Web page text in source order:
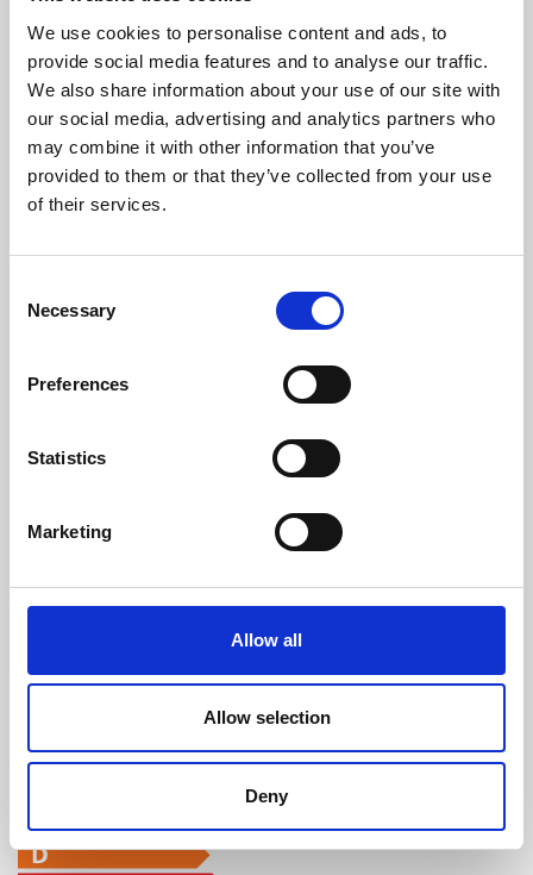
We use cookies to personalise content and ads, to
provide social media features and to analyse our traffic.
We also share information about your use of our site with
our social media, advertising and analytics partners who
may combine it with other information that you’ve
provided to them or that they’ve collected from your use
of their services.
Selection
Necessary
Preferences
Statistics
Marketing
Allow all
Allow selection
Deny
Température Max Gaz (ºC)
Température Min Gaz (ºC) 64
Poids (kg)
Sortie Des Fumées (mm)
Dépression Nécessaire Dans La Cheminée (pa) 12
Niveau Bruit Maximum (Db)
96 %
Puissance
8 kW